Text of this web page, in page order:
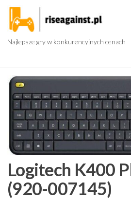
Przejdź
treści
Najlepsze gry w konkurencyjnych cenach
Logitech K400
(920-007145)